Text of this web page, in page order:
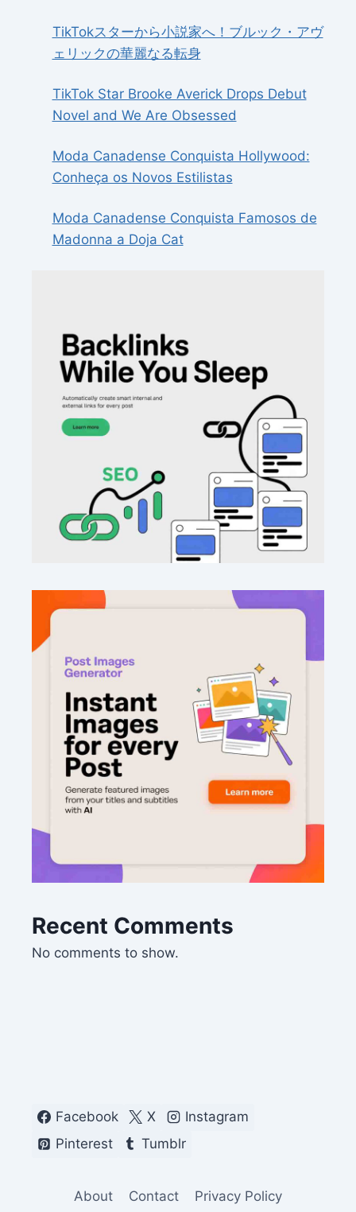
TikTokスターから小説家へ！ブルック・アヴ
ェリックの華麗なる転身
TikTok Star Brooke Averick Drops Debut
Novel and We Are Obsessed
Moda Canadense Conquista Hollywood:
Conheça os Novos Estilistas
Moda Canadense Conquista Famosos de
Madonna a Doja Cat
Recent Comments
No comments to show.
Facebook X
Instagram
Pinterest
Tumblr
About Contact Privacy Policy